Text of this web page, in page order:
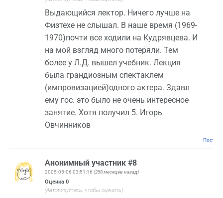
Выдающийся лектор. Ничего лучше на
Физтехе не слышал. В наше время (1969-
1970)почти все ходили на Кудрявцева. И
на мой взгляд много потеряли. Тем
более у Л.Д. вышел учебник. Лекция
была грандиозным спектаклем
(импровизацией)одного актера. Здавл
ему гос. это было не очень интересное
занятие. Хотя получил 5. Игорь
Овчинников
Анонимный участник #8
2005-05-06 03:51:16 (258 месяцев назад)
Оценка 0
(Авторизуйтесь, чтобы оценить)